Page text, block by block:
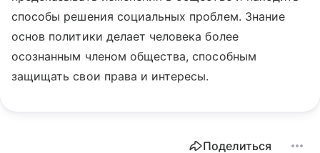
способы решения социальных проблем. Знание
основ политики делает человека более
осознанным членом общества, способным
защищать свои права и интересы.
Поделиться